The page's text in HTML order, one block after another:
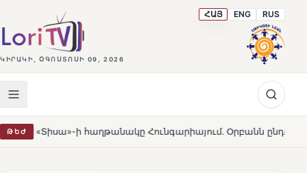
ԿԻՐԱԿԻ, ՕԳՈՍՏՈՍԻ 09, 2026
ՀԱՅ ENG RUS
ԹԵԺ
հաղթանակը Հունգարիայում․ Օրբանն ընդունեց պարտությունը